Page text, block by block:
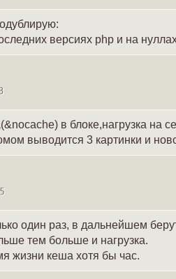
версиях php и на
в блоке,нагрузка на
выводится 3 картинки и
один раз, в дальнейшем
тем больше и нагрузка.
жизни кеша хотя бы час.